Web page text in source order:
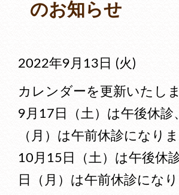
のお知らせ
2022年9月13日 (火)
カレンダーを更新いたし
9月17日（土）は午後休診
（月）は午前休診になりま
10月15日（土）は午後休
日（月）は午前休診になり